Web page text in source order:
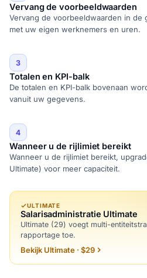
Vervang de voorbeeldwaarden
Vervang de voorbeeldwaarden in de
met uw eigen werknemers en uren.
3
Totalen en KPI-balk
De totalen en KPI-balk bovenaan
vanuit uw gegevens.
4
Wanneer u de rijlimiet bereikt
Wanneer u de rijlimiet bereikt,
Ultimate) voor meer capaciteit.
ULTIMATE
Salarisadministratie Ultimate
Ultimate (29) voegt multi-
rapportage toe.
Bekijk Ultimate · $29